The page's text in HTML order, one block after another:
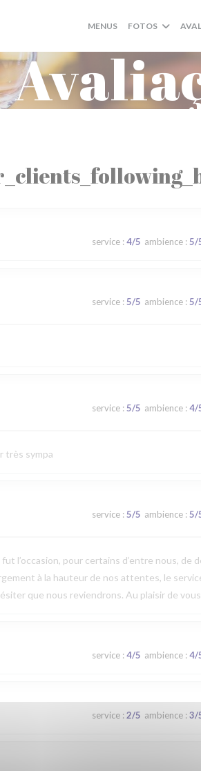
MENUS FOTOS
service: 4/5 ambience: 5/
service: 5/5 ambience: 5/
service: 5/5 ambience: 4/
très sympa
service: 5/5 ambience: 5/
l’occasion, pour certains d’entre nous, de
à la hauteur de nos attentes, le
que nous reviendrons. Au plaisir de
service: 4/5 ambience: 4/
service: 2/5 ambience: 3/